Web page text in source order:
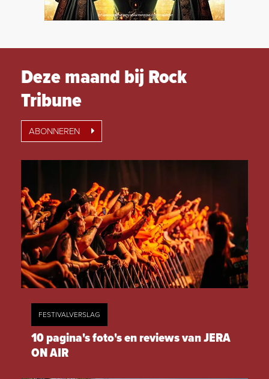
Deze maand bij Rock
Tribune
ABONNEREN
FESTIVALVERSLAG
10 pagina's foto's en reviews van JERA
ON AIR